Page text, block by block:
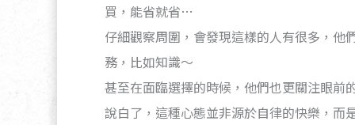
買，能省就省…
仔細觀察周圍，會發現這樣的人有很多，
務，比如知識～
甚至在面臨選擇的時候，他們也更關注眼前
說白了，這種心態並非源於自律的快樂，而